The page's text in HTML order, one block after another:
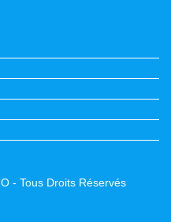
- Tous Droits Réservés